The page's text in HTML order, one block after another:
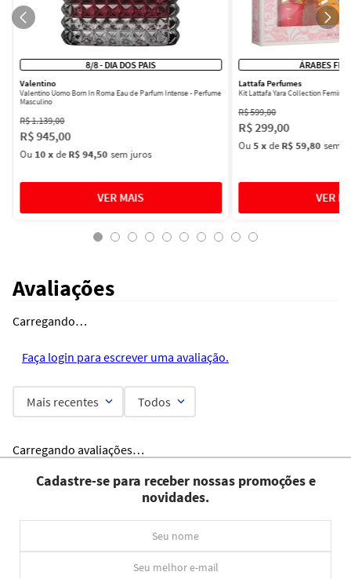
8/8 - DIA DOS PAIS
Valentino
Valentino Uomo Born In Roma Eau de Parfum Intense - Perfume
Masculino
R$1.139,00
R$945,00
Ou 10xdeR$ 94,50 sem juros
ÁRABES
Lattafa Perfumes
Kit Lattafa Yara Collection
R$599,00
R$ 299,00
Ou5xdeR$ 59,80 sem
Avaliações
Carregando…
Faça login para escrever uma avaliação.
Mais recentes Todos
Carregando avaliações…
Cadastre-se para receber nossas promoções e
novidades.